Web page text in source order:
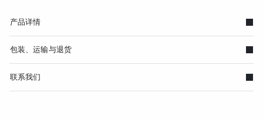
产品详情
包装、运输与退货
联系我们